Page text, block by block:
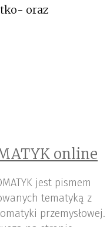
oraz
online
jest pismem
tematyką z
przemysłowej.